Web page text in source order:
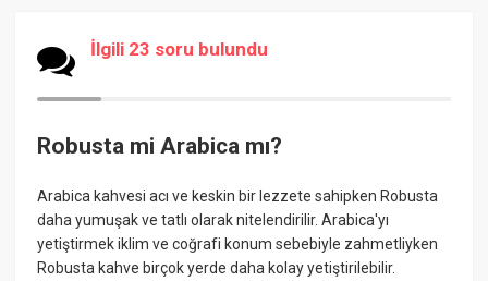
İlgili 23 soru bulundu
Robusta mi Arabica mı?
Arabica kahvesi acı ve keskin bir lezzete sahipken Robusta
daha yumuşak ve tatlı olarak nitelendirilir. Arabica'yı
yetiştirmek iklim ve coğrafi konum sebebiyle zahmetliyken
Robusta kahve birçok yerde daha kolay yetiştirilebilir.